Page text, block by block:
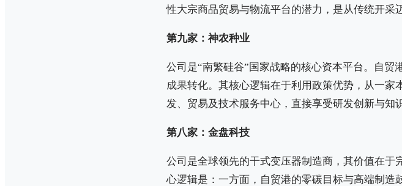
性大宗商品贸易与物流平台的潜力，是从传统开采
第九家：神农种业
公司是“南繁硅谷”国家战略的核心资本平台。自
成果转化。其核心逻辑在于利用政策优势，从一
发、贸易及技术服务中心，直接享受研发创新与知
第八家：金盘科技
公司是全球领先的干式变压器制造商，其价值在于
心逻辑是：一方面，自贸港的零碳目标与高端制